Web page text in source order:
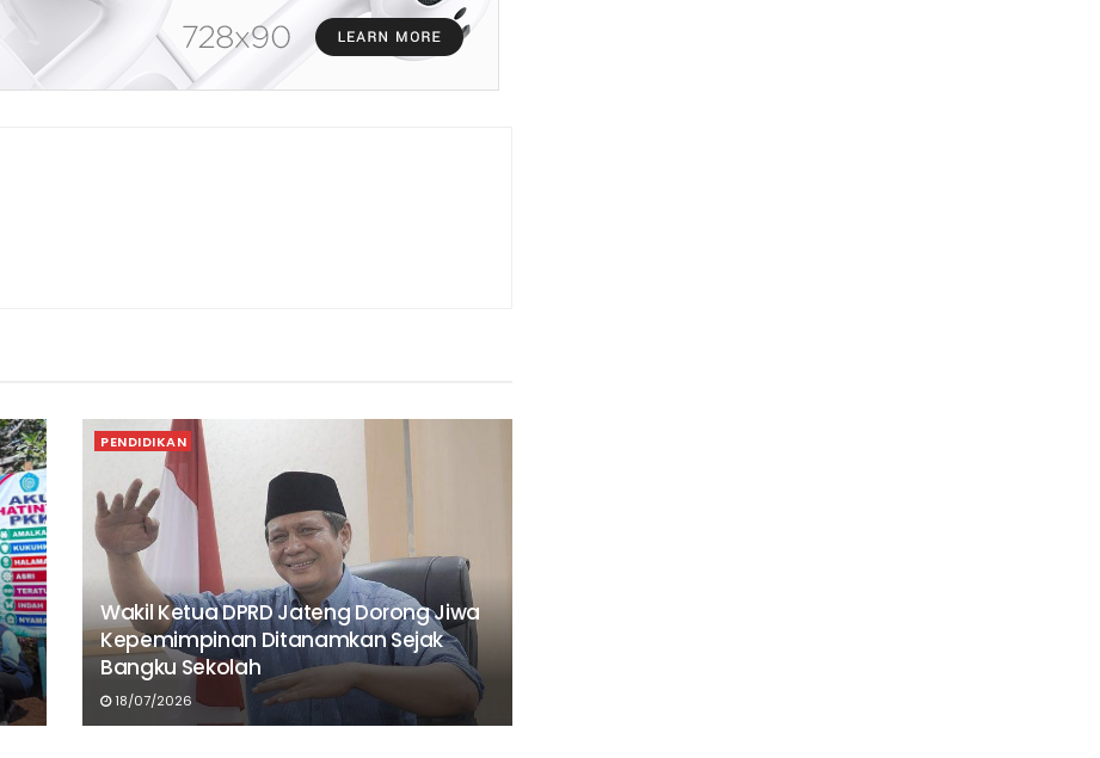
PENDIDIKAN
Wakil Ketua DPRD Jateng Dorong Jiwa
Kepemimpinan Ditanamkan Sejak
Bangku Sekolah
18/07/2026